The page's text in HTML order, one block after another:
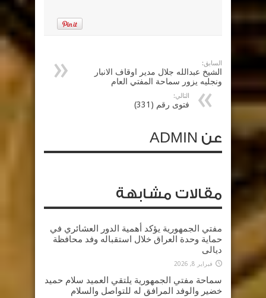
السابق:
الشيخ عبدالله جلال مدير اوقاف الانبار
ونجليه يزور سماحة المفتي العام
التالي:
فتوى رقم (331)
عن ADMIN
مقالات مشابهة
مفتي الجمهورية يؤكد أهمية الدور العشائري في
حماية وحدة العراق خلال استقباله وفد محافظة
ديالى
فبراير 8, 2026
سماحة مفتي الجمهورية يلتقي العميد سلام حميد
خضير والوفد المرافق له للتواصل والسلام